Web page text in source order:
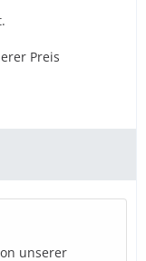
Preis
unserer